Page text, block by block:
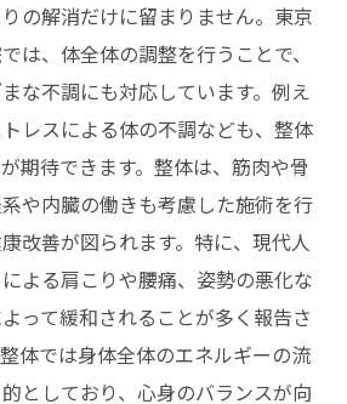
の解消だけに留まりません。東京
は、体全体の調整を行うことで、
な不調にも対応しています。例え
レスによる体の不調なども、整体
期待できます。整体は、筋肉や骨
や内臓の働きも考慮した施術を行
改善が図られます。特に、現代人
よる肩こりや腰痛、姿勢の悪化な
って緩和されることが多く報告さ
体では身体全体のエネルギーの流
としており、心身のバランスが向